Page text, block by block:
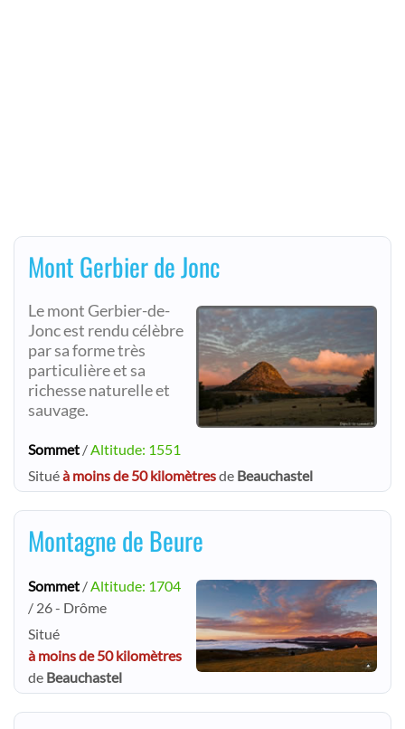
Mont Gerbier de Jonc
Le mont Gerbier-de-
Jonc est rendu célèbre
par sa forme très
particulière et sa
richesse naturelle et
sauvage.
Sommet /Altitude: 1551
Situéà moins de 50 kilomètresde Beauchastel
Montagne de Beure
Sommet /Altitude: 1704
/ 26 - Drôme
Situé
à moins de 50 kilomètres
de Beauchastel